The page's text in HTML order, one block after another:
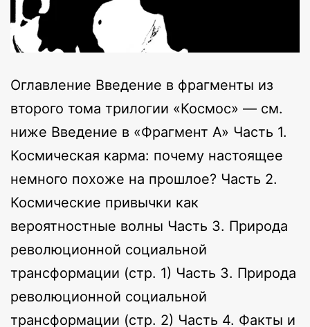
Оглавление Введение в фрагменты из
второго тома трилогии «Космос» — см.
ниже Введение в «Фрагмент А» Часть 1.
Космическая карма: почему настоящее
немного похоже на прошлое? Часть 2.
Космические привычки как
вероятностные волны Часть 3. Природа
революционной социальной
трансформации (стр. 1) Часть 3. Природа
революционной социальной
трансформации (стр. 2) Часть 4. Факты и